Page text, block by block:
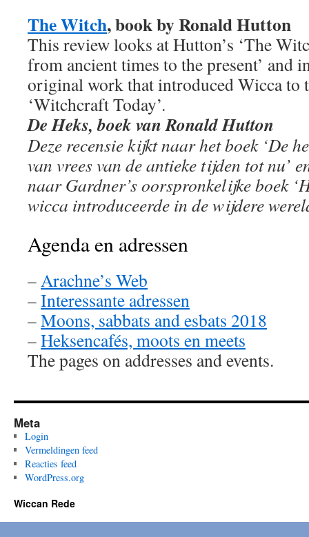
The Witch, book by Ronald Hutton
This review looks at Hutton’s ‘The
from ancient times to the present’ and
original work that introduced Wicca to
‘Witchcraft Today’.
De Heks, boek van Ronald Hutton
Deze recensie kijkt naar het boek ‘De
van vrees van de antieke tijden tot nu’
naar Gardner’s oorspronkelijke boek
wicca introduceerde in de wijdere
Agenda en adressen
–Arachne’s Web
–Interessante adressen
–Moons, sabbats and esbats 2018
–Heksencafés, moots en meets
The pages on addresses and events.
Meta
Login
Vermeldingen feed
Reacties feed
WordPress.org
Wiccan Rede